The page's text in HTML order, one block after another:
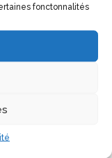
fonctonnalités
en
vos